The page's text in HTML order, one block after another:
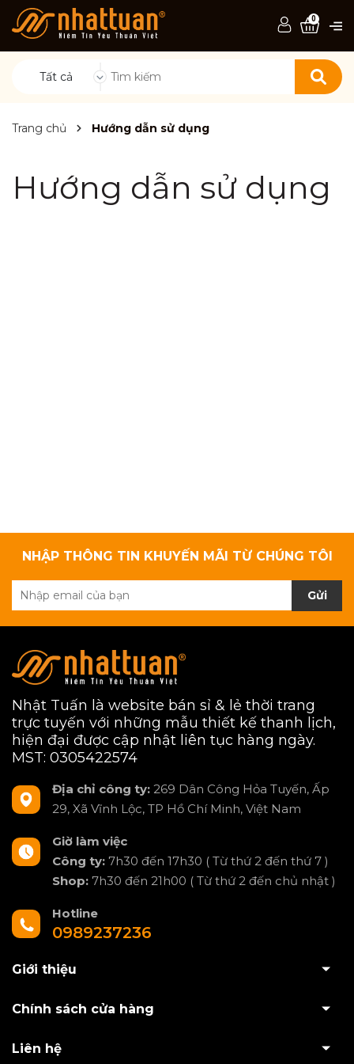
Tất cả
0
Trang chủ Hướng dẫn sử dụng
Hướng dẫn sử dụng
NHẬP THÔNG TIN KHUYẾN MÃI TỪ CHÚNG TÔI
Gửi
Nhật Tuấn là website bán sỉ & lẻ thời trang
trực tuyến với những mẫu thiết kế thanh lịch,
hiện đại được cập nhật liên tục hàng ngày.
MST: 0305422574
Địa chỉ công ty: 269 Dân Công Hỏa Tuyến, Ấp
29, Xã Vĩnh Lộc, TP Hồ Chí Minh, Việt Nam
Giờ làm việc
Công ty: 7h30 đến 17h30 ( Từ thứ 2 đến thứ 7 )
Shop: 7h30 đến 21h00 ( Từ thứ 2 đến chủ nhật )
Hotline
0989237236
Giới thiệu
Chính sách cửa hàng
Liên hệ